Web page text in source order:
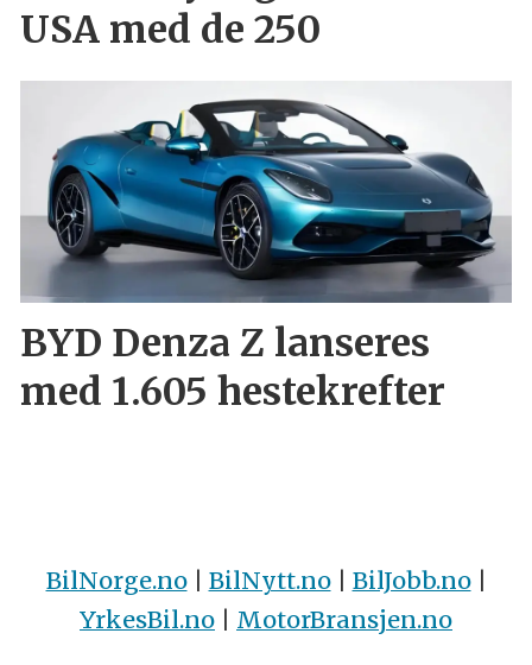
USA med de 250
BYD Denza Z lanseres
med 1.605 hestekrefter
BilNorge.no| BilNytt.no| BilJobb.no|
YrkesBil.no | MotorBransjen.no